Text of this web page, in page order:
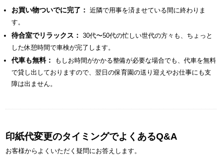
お買い物ついでに完了： 近隣で用事を済ませている間に終わりま
す。
待合室でリラックス： 30代〜50代の忙しい世代の方々も、ちょっと
した休憩時間で車検が完了します。
代車も無料：
もしお時間がかかる整備が必要な場合でも、代車を無料
で貸し出しておりますので、翌日の保育園の送り迎えやお仕事にも支
障は出ません。
印紙代変更のタイミングでよくあるQ&A
お客様からよくいただく疑問にお答えします。